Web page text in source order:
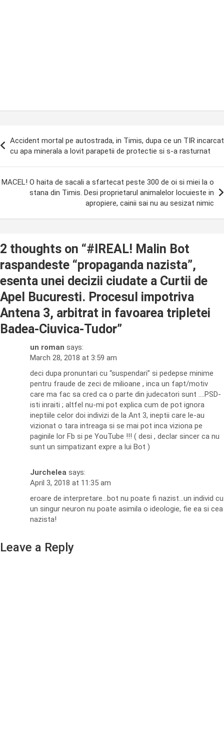
Accident mortal pe autostrada, in Timis, dupa ce un TIR incarcat
cu apa minerala a lovit parapetii de protectie si s-a rasturnat
MACEL! O haita de sacali a sfartecat peste 300 de oi si miei la o
stana din Timis. Desi proprietarul animalelor locuieste in
apropiere, cainii sai nu au sesizat nimic
2 thoughts on “#IREAL! Malin Bot
raspandeste “propaganda nazista”,
esenta unei decizii ciudate a Curtii de
Apel Bucuresti. Procesul impotriva
Antena 3, arbitrat in favoarea tripletei
Badea-Ciuvica-Tudor”
un roman says:
March 28, 2018 at 3:59 am
deci dupa pronuntari cu “suspendari” si pedepse minime
pentru fraude de zeci de milioane , inca un fapt/motiv
care ma fac sa cred ca o parte din judecatori sunt ….PSD-
isti inraiti ; altfel nu-mi pot explica cum de pot ignora
ineptiile celor doi indivizi de la Ant 3, ineptii care le-au
vizionat o tara intreaga si se mai pot inca viziona pe
paginile lor Fb si pe YouTube !!! ( desi , declar sincer ca nu
sunt un simpatizant expre a lui Bot )
Jurchelea says:
April 3, 2018 at 11:35 am
eroare de interpretare…bot nu poate fi nazist…un individ cu
un singur neuron nu poate asimila o ideologie, fie ea si cea
nazista!
Leave a Reply